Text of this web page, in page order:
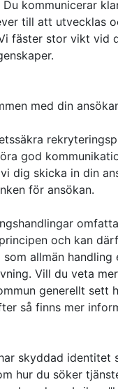
kommunicerar
till att utvecklas
fäster stor vikt vid
med din
god
dig skicka in din
för ansökan.
och kan
allmän handling
Vill du veta
generellt sett
så finns mer
skyddad identitet
hur du söker